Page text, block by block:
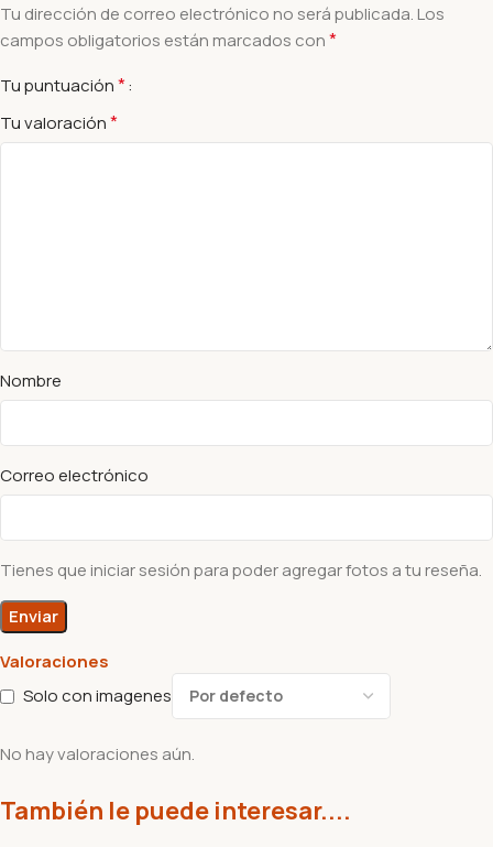
Valoraciones
Solo con imagenes
No hay valoraciones aún.
Tu dirección de correo electrónico no será publicada. Los
campos obligatorios están marcados con*
Tu puntuación*
Tu valoración*
Nombre
Correo electrónico
Tienes que iniciar sesión para poder agregar fotos a tu reseña.
También le puede interesar....